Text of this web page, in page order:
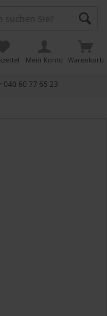
040 60 77 65 23
Warenkorb
Mein Konto